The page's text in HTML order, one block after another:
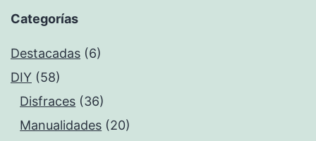
Categorías
Destacadas (6)
DIY (58)
Disfraces (36)
Manualidades (20)